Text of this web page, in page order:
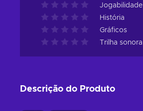
Jogabilidade
História
Gráficos
Trilha sonora
Descrição do Produto